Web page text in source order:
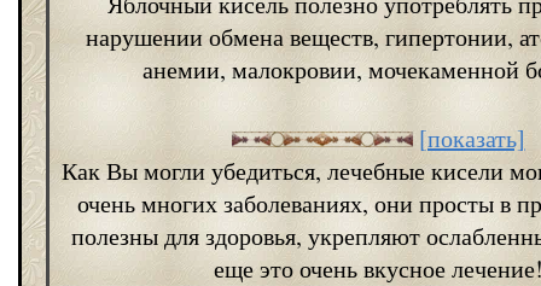
нарушении обмена веществ, гипертонии,
анемии, малокровии, мочекаменной
[показать]
Как Вы могли убедиться, лечебные кисели
очень многих заболеваниях, они просты в
полезны для здоровья, укрепляют
еще это очень вкусное